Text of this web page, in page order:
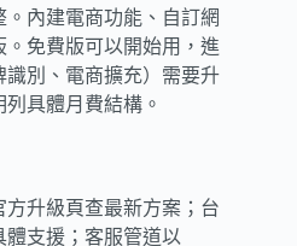
內建電商功能、自訂網
免費版可以開始用，進
識別、電商擴充）需要升
具體月費結構。
升級頁查最新方案；台
支援；客服管道以